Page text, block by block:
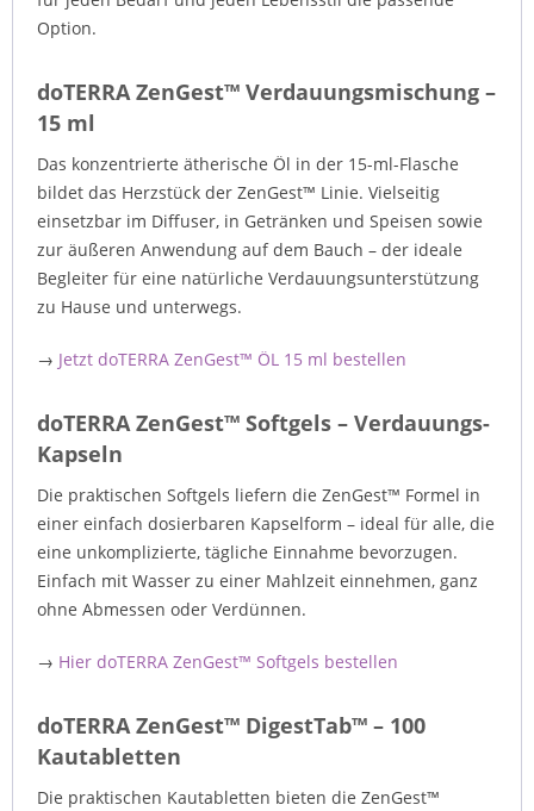
Option.
doTERRA ZenGest™ Verdauungsmischung –
15 ml
Das konzentrierte ätherische Öl in der 15-ml-Flasche
bildet das Herzstück der ZenGest™ Linie. Vielseitig
einsetzbar im Diffuser, in Getränken und Speisen sowie
zur äußeren Anwendung auf dem Bauch – der ideale
Begleiter für eine natürliche Verdauungsunterstützung
zu Hause und unterwegs.
→ Jetzt doTERRA ZenGest™ ÖL 15 ml bestellen
doTERRA ZenGest™ Softgels – Verdauungs-
Kapseln
Die praktischen Softgels liefern die ZenGest™ Formel in
einer einfach dosierbaren Kapselform – ideal für alle, die
eine unkomplizierte, tägliche Einnahme bevorzugen.
Einfach mit Wasser zu einer Mahlzeit einnehmen, ganz
ohne Abmessen oder Verdünnen.
→ Hier doTERRA ZenGest™ Softgels bestellen
doTERRA ZenGest™ DigestTab™ – 100
Kautabletten
Die praktischen Kautabletten bieten die ZenGest™